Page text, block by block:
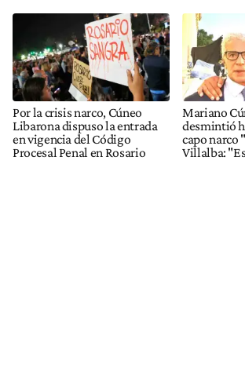
Por la crisis narco, Cúneo
Libarona dispuso la entrada
en vigencia del Código
Procesal Penal en Rosario
Mariano
desmintió
capo narco
Villalba: